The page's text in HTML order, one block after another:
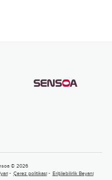
© 2026
Çerez politikası Erişilebilirlik Beyanı